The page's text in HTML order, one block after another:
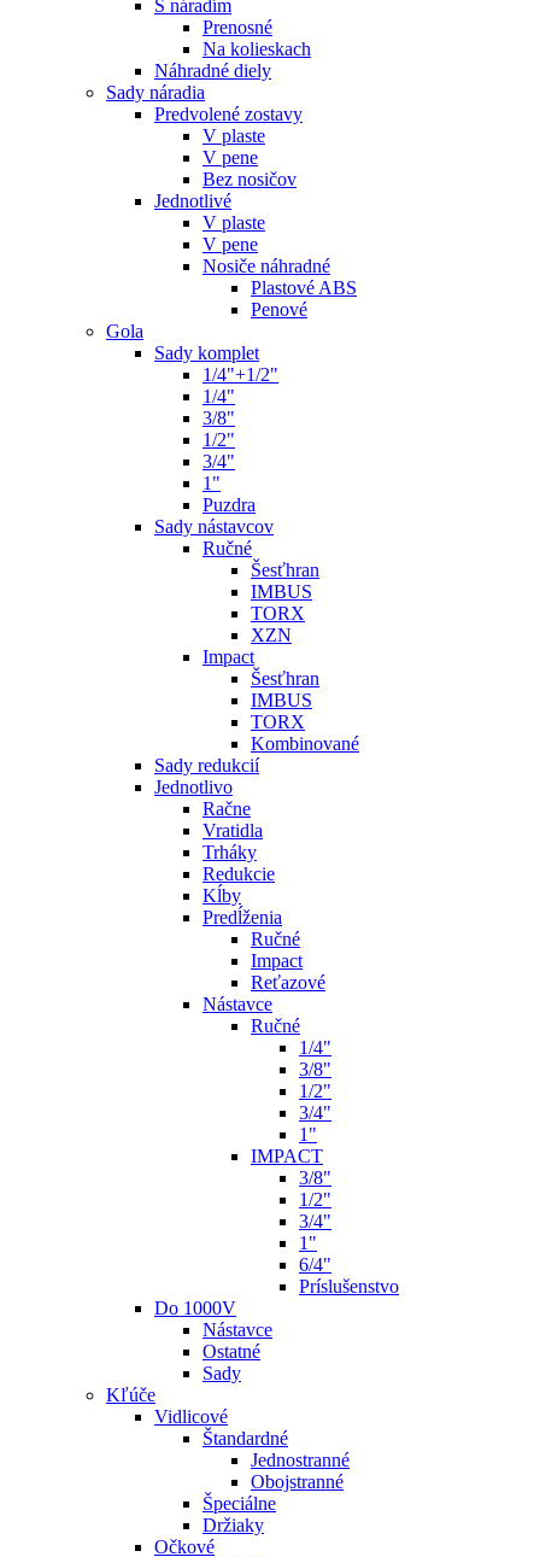
S náradím
Prenosné
Na kolieskach
Náhradné diely
Sady náradia
Predvolené zostavy
V plaste
V pene
Bez nosičov
Jednotlivé
V plaste
V pene
Nosiče náhradné
Plastové ABS
Penové
Gola
Sady komplet
1/4"+1/2"
1/4"
3/8"
1/2"
3/4"
1"
Puzdra
Sady nástavcov
Ručné
Šesťhran
IMBUS
TORX
XZN
Impact
Šesťhran
IMBUS
TORX
Kombinované
Sady redukcií
Jednotlivo
Račne
Vratidla
Trháky
Redukcie
Kĺby
Predĺženia
Ručné
Impact
Reťazové
Nástavce
Ručné
1/4"
3/8"
1/2"
3/4"
1"
IMPACT
3/8"
1/2"
3/4"
1"
6/4"
Príslušenstvo
Do 1000V
Nástavce
Ostatné
Sady
Kľúče
Vidlicové
Štandardné
Jednostranné
Obojstranné
Špeciálne
Držiaky
Očkové